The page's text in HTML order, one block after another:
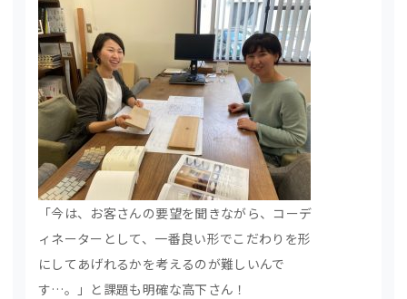
「今は、お客さんの要望を聞きながら、コーデ
ィネーターとして、一番良い形でこだわりを形
にしてあげれるかを考えるのが難しいんで
す…。」と課題も明確な高下さん！